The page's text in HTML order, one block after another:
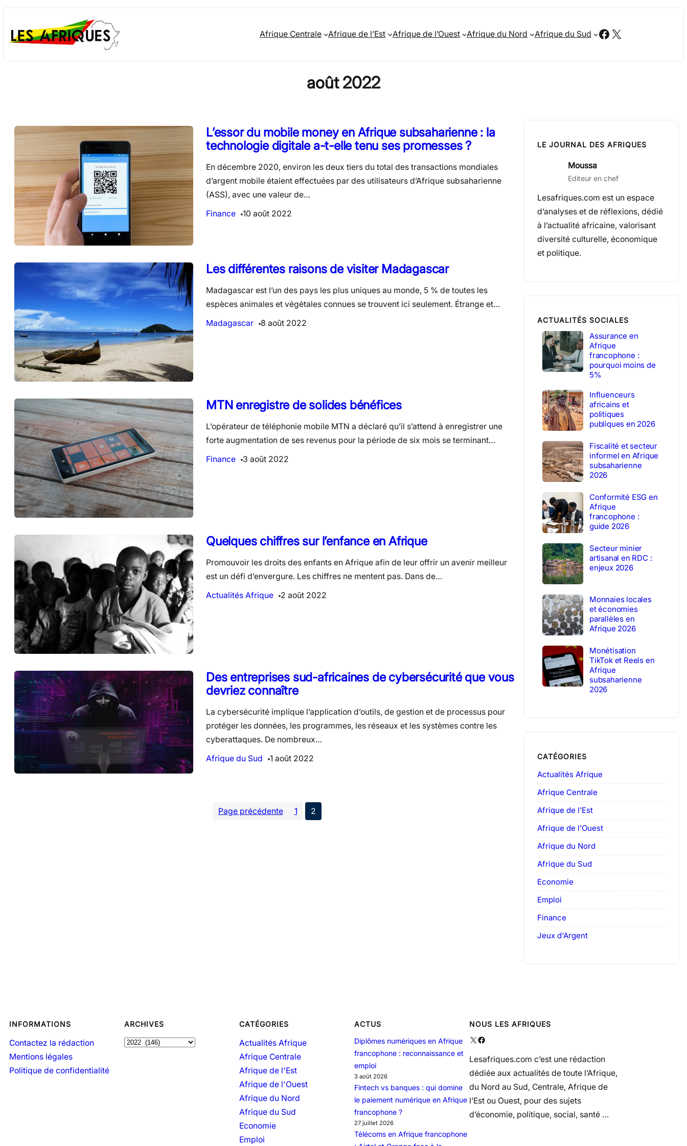
to
content
Afrique Centrale Afrique de l’Est Afrique de l’Ouest Afrique du Nord Afrique du Sud Facebook
X
août 2022
L’essor du mobile money en Afrique subsaharienne : la
technologie digitale a-t-elle tenu ses promesses ?
En décembre 2020, environ les deux tiers du total des transactions mondiales
d’argent mobile étaient effectuées par des utilisateurs d’Afrique subsaharienne
(ASS), avec une valeur de…
Finance
10 août 2022
Les différentes raisons de visiter Madagascar
Madagascar est l’un des pays les plus uniques au monde, 5 % de toutes les
espèces animales et végétales connues se trouvent ici seulement. Étrange et…
Madagascar
8 août 2022
MTN enregistre de solides bénéfices
L’opérateur de téléphonie mobile MTN a déclaré qu’il s’attend à enregistrer une
forte augmentation de ses revenus pour la période de six mois se terminant…
Finance
3 août 2022
Quelques chiffres sur l’enfance en Afrique
Promouvoir les droits des enfants en Afrique afin de leur offrir un avenir meilleur
est un défi d’envergure. Les chiffres ne mentent pas. Dans de…
Actualités Afrique
2 août 2022
Des entreprises sud-africaines de cybersécurité que vous
devriez connaître
La cybersécurité implique l’application d’outils, de gestion et de processus pour
protéger les données, les programmes, les réseaux et les systèmes contre les
cyberattaques. De nombreux…
Afrique du Sud
1 août 2022
Page précédente 1 2
LE JOURNAL DES AFRIQUES
Moussa
Editeur en chef
Lesafriques.com est un espace
d’analyses et de réflexions, dédié
à l’actualité africaine, valorisant
diversité culturelle, économique
et politique.
ACTUALITÉS SOCIALES
Assurance en
Afrique
francophone :
pourquoi moins de
5%
Influenceurs
africains et
politiques
publiques en 2026
Fiscalité et secteur
informel en Afrique
subsaharienne
2026
Conformité ESG en
Afrique
francophone :
guide 2026
Secteur minier
artisanal en RDC :
enjeux 2026
Monnaies locales
et économies
parallèles en
Afrique 2026
Monétisation
TikTok et Reels en
Afrique
subsaharienne
2026
CATÉGORIES
Actualités Afrique
Afrique Centrale
Afrique de l'Est
Afrique de l'Ouest
Afrique du Nord
Afrique du Sud
Economie
Emploi
Finance
Jeux d'Argent
INFORMATIONS
Contactez la rédaction
Mentions légales
Politique de confidentialité
ARCHIVES
A
CATÉGORIES
Actualités Afrique
Afrique Centrale
Afrique de l'Est
Afrique de l'Ouest
Afrique du Nord
Afrique du Sud
Economie
Emploi
ACTUS
Diplômes numériques en Afrique
francophone : reconnaissance et
emploi
3 août 2026
Fintech vs banques : qui domine
le paiement numérique en Afrique
francophone ?
27 juillet 2026
Télécoms en Afrique francophone
NOUS LES AFRIQUES
X Facebook
Lesafriques.com c’est une rédaction
dédiée aux actualités de toute l’Afrique,
du Nord au Sud, Centrale, Afrique de
l’Est ou Ouest, pour des sujets
d’économie, politique, social, santé …